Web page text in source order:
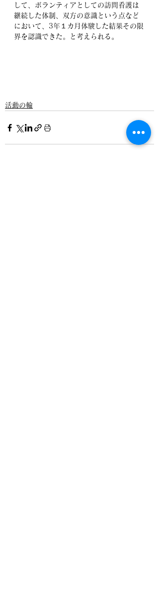
して、ボランティアとしての訪問看護は
継続した体制、双方の意識という点など
において、3年１カ月体験した結果その限
界を認識できた。と考えられる。
活動の輪